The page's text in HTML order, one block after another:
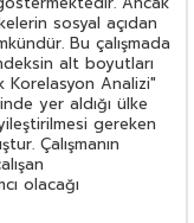
sosyal açıdan
Bu çalışmada
alt boyutları
Korelasyon Analizi"
yer aldığı ülke
gereken
Çalışmanın
olacağı